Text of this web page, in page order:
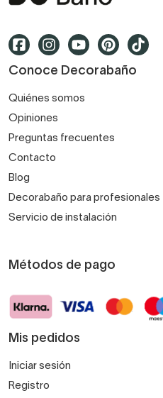
Conoce Decorabaño
Quiénes somos
Opiniones
Preguntas frecuentes
Contacto
Blog
Decorabaño para profesionales
Servicio de instalación
Métodos de pago
Mis pedidos
Iniciar sesión
Registro